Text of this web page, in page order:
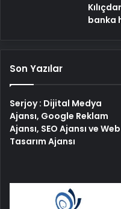
banka
Son Yazılar
Serjoy : Dijital Medya
Ajansı, Google Reklam
Ajansı, SEO Ajansı ve Web
Tasarım Ajansı